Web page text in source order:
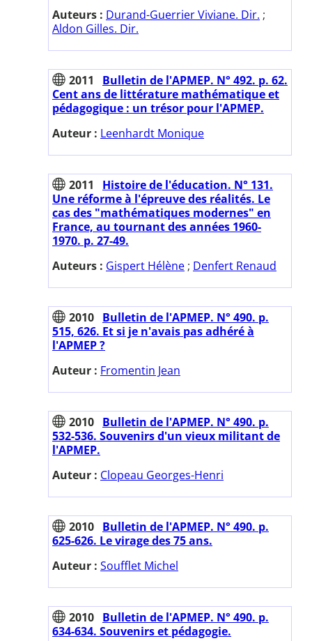
Auteurs : Durand-Guerrier Viviane. Dir. ;
Aldon Gilles. Dir.
2011
Bulletin de l'APMEP. N° 492. p. 62.
Cent ans de littérature mathématique et
pédagogique : un trésor pour l'APMEP.
Auteur : Leenhardt Monique
2011
Histoire de l'éducation. N° 131.
Une réforme à l'épreuve des réalités. Le
cas des "mathématiques modernes" en
France, au tournant des années 1960-
1970. p. 27-49.
Auteurs : Gispert Hélène ; Denfert Renaud
2010 Bulletin de l'APMEP. N° 490. p.
515, 626. Et si je n'avais pas adhéré à
l'APMEP ?
Auteur : Fromentin Jean
2010 Bulletin de l'APMEP. N° 490. p.
532-536. Souvenirs d'un vieux militant de
l'APMEP.
Auteur : Clopeau Georges-Henri
2010 Bulletin de l'APMEP. N° 490. p.
625-626. Le virage des 75 ans.
Auteur : Soufflet Michel
2010 Bulletin de l'APMEP. N° 490. p.
634-634. Souvenirs et pédagogie.